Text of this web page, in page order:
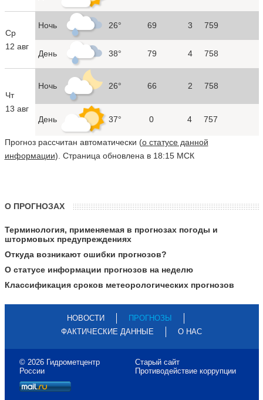
Ср
12 авг
Ночь 26° 69 3 759
День 38° 79 4 758
Чт
13 авг
Ночь 26° 66 2 758
День 37° 0 4 757
Прогноз рассчитан автоматически (о статусе данной
информации). Страница обновлена в 18:15 МСК
О ПРОГНОЗАХ
Терминология, применяемая в прогнозах погоды и
штормовых предупреждениях
Откуда возникают ошибки прогнозов?
О статусе информации прогнозов на неделю
Классификация сроков метеорологических прогнозов
НОВОСТИ
ПРОГНОЗЫ
ФАКТИЧЕСКИЕ ДАННЫЕ
О НАС
© 2026 Гидрометцентр
России
Старый сайт
Противодействие коррупции